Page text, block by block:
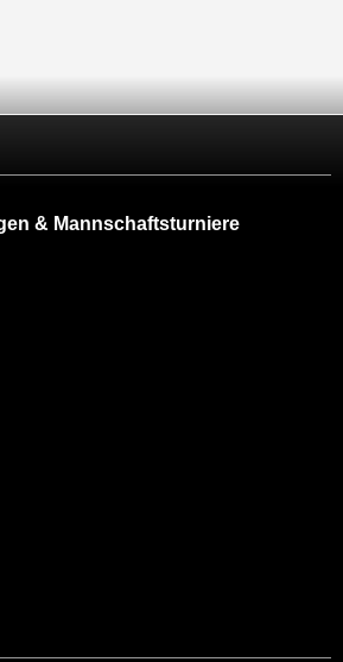
& Mannschaftsturniere